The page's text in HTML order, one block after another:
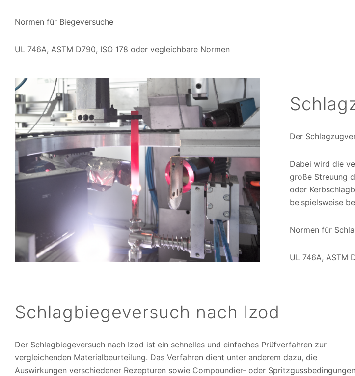
Normen für Biegeversuche
UL 746A, ASTM D790, ISO 178 oder vegleichbare Normen
Der
Dabei wird die
große Streuung
oder
beispielsweise
Normen für
UL 746A, ASTM
Schlagbiegeversuch nach Izod
Der Schlagbiegeversuch nach Izod ist ein schnelles und einfaches Prüfverfahren zur
vergleichenden Materialbeurteilung. Das Verfahren dient unter anderem dazu, die
Auswirkungen verschiedener Rezepturen sowie Compoundier- oder